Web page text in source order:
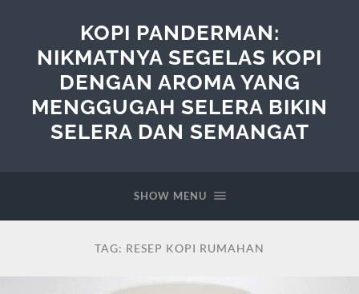
KOPI PANDERMAN:
NIKMATNYA SEGELAS KOPI
DENGAN AROMA YANG
MENGGUGAH SELERA BIKIN
SELERA DAN SEMANGAT
SHOW MENU
TAG: RESEP KOPI RUMAHAN